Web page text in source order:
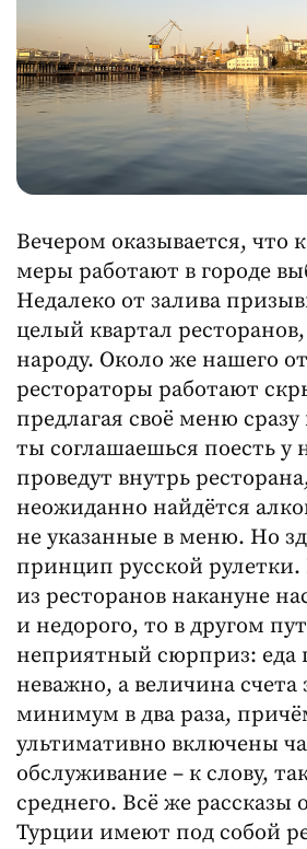
Вечером оказывается, что
меры работают в городе
Недалеко от залива
целый квартал
народу. Около же нашего
рестораторы работают
предлагая своё меню
ты соглашаешься поесть у
проведут внутрь
неожиданно найдётся
не указанные в меню. Но
принцип русской
из ресторанов накануне
и недорого, то в другом
неприятный сюрприз: еда
неважно, а величина счета
минимум в два раза,
ультимативно включены
обслуживание – к слову,
среднего. Всё же рассказы
Турции имеют под собой